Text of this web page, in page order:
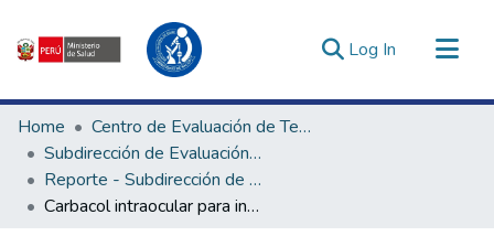
Log In (current)
Communities & Collections
All of DSpace
Statistics
Estadísticas Externas
Home
Centro de Evaluación de Tecnologías en Salud
Subdirección de Evaluación de Tecnologías Sanitarias
Reporte - Subdirección de Evaluación de Tecnologías Sanitarias
Carbacol intraocular para inducción de miosis intraoperatoria durante la cirugía de catarata